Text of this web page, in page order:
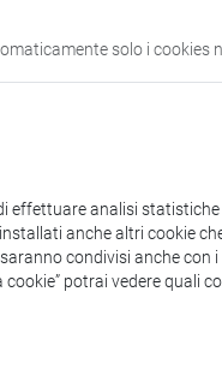
solo i cookies
effettuare analisi statistiche
anche altri cookie
condivisi anche con
potrai vedere quali